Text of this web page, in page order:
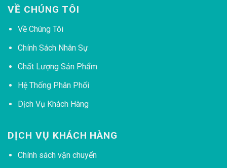
VỀ CHÚNG TÔI
Về Chúng Tôi
Chính Sách Nhân Sự
Chất Lượng Sản Phẩm
Hệ Thống Phân Phối
Dịch Vụ Khách Hàng
DỊCH VỤ KHÁCH HÀNG
Chính sách vận chuyển